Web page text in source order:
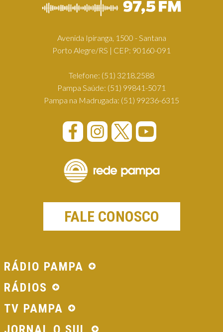
Avenida Ipiranga, 1500 - Santana
Porto Alegre/RS | CEP: 90160-091
Telefone: (51) 3218.2588
Pampa Saúde: (51) 99841-5071
Pampa na Madrugada: (51) 99236-6315
FALE CONOSCO
RÁDIO PAMPA
RÁDIOS
TV PAMPA